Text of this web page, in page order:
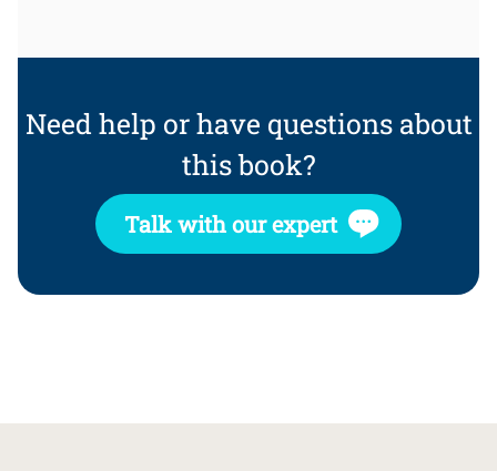
Need help or have questions about
this book?
Talk with our expert